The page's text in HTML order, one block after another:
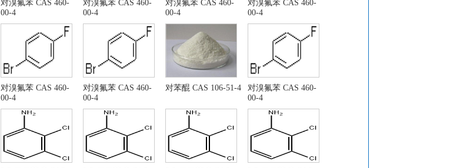
乙酸正丙酯
醋酸乙酯
环己酮
醋酸甲酯
苯乙烯
甲撑氯
甲基叔丁基醚
乙酸甲酯
对溴氟苯 CAS 460-
00-4
对溴氟苯 CAS 460-
00-4
对溴氟苯 CAS 460-
00-4
对溴氟苯 CAS 460-
00-4
对溴氟苯 CAS 460-
00-4
对溴氟苯 CAS 460-
00-4
对苯醌 CAS 106-51-4
对溴氟苯 CAS 460-
00-4